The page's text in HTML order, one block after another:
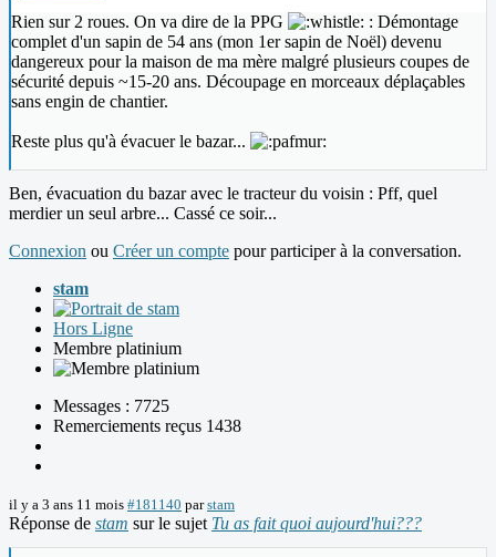
Rien sur 2 roues. On va dire de la PPG
: Démontage
complet d'un sapin de 54 ans (mon 1er sapin de Noël) devenu
dangereux pour la maison de ma mère malgré plusieurs coupes de
sécurité depuis ~15-20 ans. Découpage en morceaux déplaçables
sans engin de chantier.
Reste plus qu'à évacuer le bazar...
Ben, évacuation du bazar avec le tracteur du voisin : Pff, quel
merdier un seul arbre... Cassé ce soir...
Connexion ou Créer un compte pour participer à la conversation.
stam
Hors Ligne
Membre platinium
Messages : 7725
Remerciements reçus 1438
il y a 3 ans 11 mois #181140 parstam
Réponse de stam sur le sujet Tu as fait quoi aujourd'hui???